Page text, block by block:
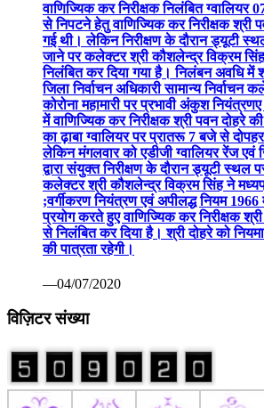
वाणिज्यिक कर निरीक्षक निलंबित ग्वालियर
से निपटने हेतु वाणिज्यिक कर निरीक्षक श्री
गई थी। लेकिन निरीक्षण के दौरान ड्यूटी
जाने पर कलेक्टर श्री कौशलेन्द्र विक्रम
निलंबित कर दिया गया है। निलंबन अवधि में
जिला निर्वाचन अधिकारी सामान्य निर्वाचन
कोरोना महामारी पर प्रभावी अंकुश
में वाणिज्यिक कर निरीक्षक श्री पवन दोहरे
का ढ़ाबा ग्वालियर पर प्रातरू 7 बजे से
लेकिन मंगलवार को एडीजी ग्वालियर रेंज एवं
द्वारा संयुक्त निरीक्षण के दौरान ड्यूटी स्थल
कलेक्टर श्री कौशलेन्द्र विक्रम सिंह ने
;वर्गीकरण नियंत्रण एवं अपीलद्ध नियम 1966
प्रयोग करते हुए वाणिज्यिक कर निरीक्षक
से निलंबित कर दिया है। श्री दोहरे को
की पात्रता रहेगी।
—04/07/2020
विज़िटर संख्या